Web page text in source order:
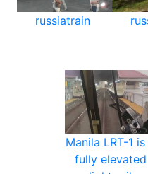
russiatrain
Manila LRT-1 is
fully elevated